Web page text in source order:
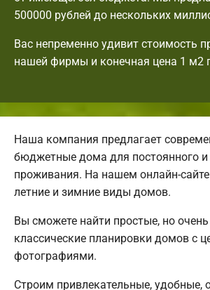
500000 рублей до нескольких
Вас непременно удивит стоимость
нашей фирмы и конечная цена 1 м2
Наша компания предлагает
бюджетные дома для постоянного и
проживания. На нашем онлайн-
летние и зимние виды домов.
Вы сможете найти простые, но
классические планировки домов с
фотографиями.
Строим привлекательные, удобные,